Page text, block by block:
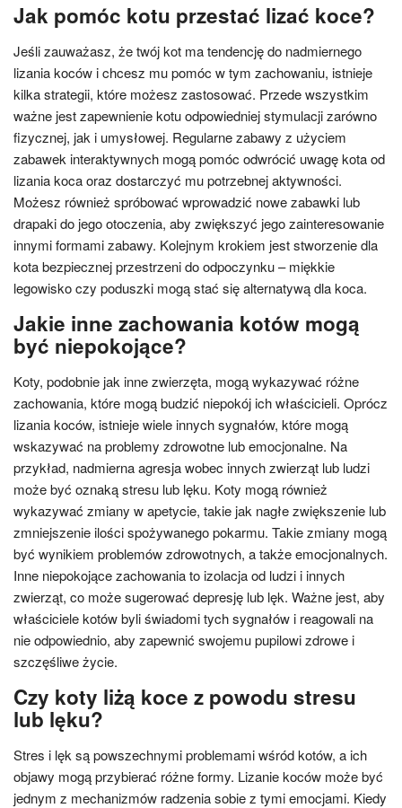
Jak pomóc kotu przestać lizać koce?
Jeśli zauważasz, że twój kot ma tendencję do nadmiernego
lizania koców i chcesz mu pomóc w tym zachowaniu, istnieje
kilka strategii, które możesz zastosować. Przede wszystkim
ważne jest zapewnienie kotu odpowiedniej stymulacji zarówno
fizycznej, jak i umysłowej. Regularne zabawy z użyciem
zabawek interaktywnych mogą pomóc odwrócić uwagę kota od
lizania koca oraz dostarczyć mu potrzebnej aktywności.
Możesz również spróbować wprowadzić nowe zabawki lub
drapaki do jego otoczenia, aby zwiększyć jego zainteresowanie
innymi formami zabawy. Kolejnym krokiem jest stworzenie dla
kota bezpiecznej przestrzeni do odpoczynku – miękkie
legowisko czy poduszki mogą stać się alternatywą dla koca.
Jakie inne zachowania kotów mogą
być niepokojące?
Koty, podobnie jak inne zwierzęta, mogą wykazywać różne
zachowania, które mogą budzić niepokój ich właścicieli. Oprócz
lizania koców, istnieje wiele innych sygnałów, które mogą
wskazywać na problemy zdrowotne lub emocjonalne. Na
przykład, nadmierna agresja wobec innych zwierząt lub ludzi
może być oznaką stresu lub lęku. Koty mogą również
wykazywać zmiany w apetycie, takie jak nagłe zwiększenie lub
zmniejszenie ilości spożywanego pokarmu. Takie zmiany mogą
być wynikiem problemów zdrowotnych, a także emocjonalnych.
Inne niepokojące zachowania to izolacja od ludzi i innych
zwierząt, co może sugerować depresję lub lęk. Ważne jest, aby
właściciele kotów byli świadomi tych sygnałów i reagowali na
nie odpowiednio, aby zapewnić swojemu pupilowi zdrowe i
szczęśliwe życie.
Czy koty liżą koce z powodu stresu
lub lęku?
Stres i lęk są powszechnymi problemami wśród kotów, a ich
objawy mogą przybierać różne formy. Lizanie koców może być
jednym z mechanizmów radzenia sobie z tymi emocjami. Kiedy